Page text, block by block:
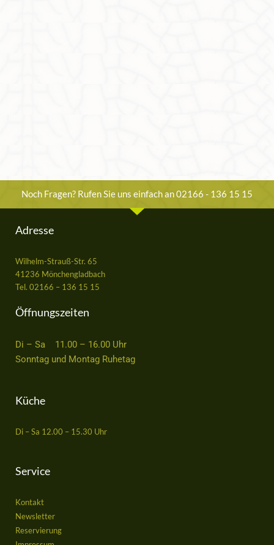
Noch Fragen? Rufen Sie uns einfach an 02166 - 136 15 15
Adresse
Wilhelm-Strauß-Str. 65
41236 Mönchengladbach
Tel. 02166 – 136 15 15
Öffnungszeiten
Di – Sa 11.00 – 16.00 Uhr
Sonntag und Montag Ruhetag
Küche
Di – Sa 12.00 – 15.30 Uhr
Service
Kontakt
Newsletter
Reservierung